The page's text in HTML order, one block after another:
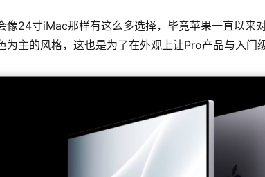
像24寸iMac那样有这么多选择，毕竟苹果一直以来
为主的风格，这也是为了在外观上让Pro产品与入门